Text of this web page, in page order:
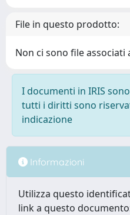
File in questo prodotto:
Non ci sono file
I documenti in IRIS
tutti i diritti sono
indicazione
Informazioni
Utilizza questo
link a questo